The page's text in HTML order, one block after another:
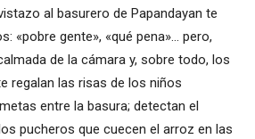
al basurero de Papandayan te
«pobre gente», «qué pena»… pero,
de la cámara y, sobre todo, los
regalan las risas de los niños
entre la basura; detectan el
pucheros que cuecen el arroz en las